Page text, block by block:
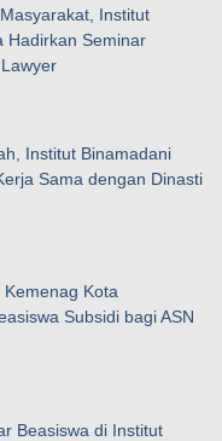
Institut
Hadirkan Seminar
Institut Binamadani
Sama dengan Dinasti
Kota
Subsidi bagi ASN
Beasiswa di Institut